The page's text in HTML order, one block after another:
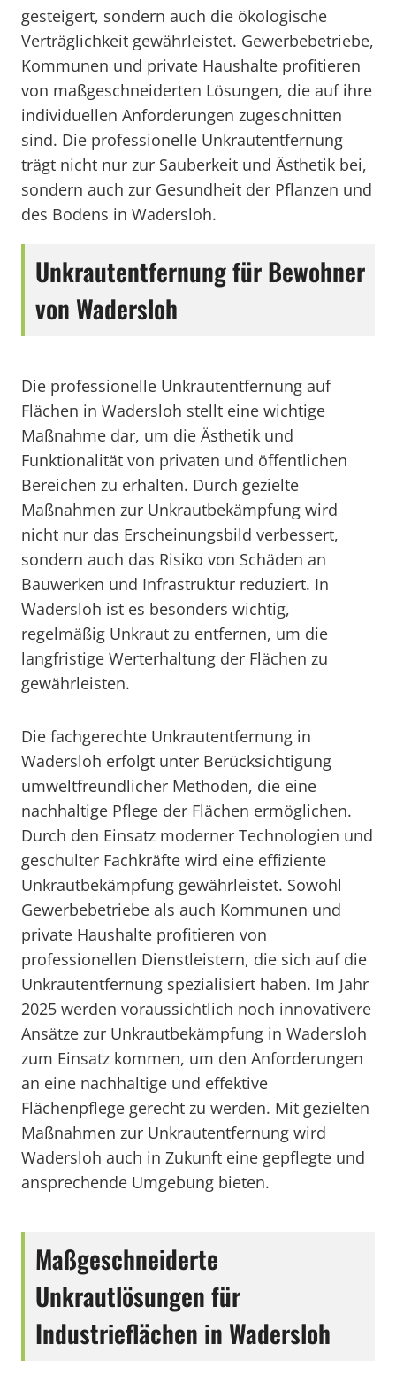
gesteigert, sondern auch die ökologische
Verträglichkeit gewährleistet. Gewerbebetriebe,
Kommunen und private Haushalte profitieren
von maßgeschneiderten Lösungen, die auf ihre
individuellen Anforderungen zugeschnitten
sind. Die professionelle Unkrautentfernung
trägt nicht nur zur Sauberkeit und Ästhetik bei,
sondern auch zur Gesundheit der Pflanzen und
des Bodens in Wadersloh.
Unkrautentfernung für Bewohner
von Wadersloh
Die professionelle Unkrautentfernung auf
Flächen in Wadersloh stellt eine wichtige
Maßnahme dar, um die Ästhetik und
Funktionalität von privaten und öffentlichen
Bereichen zu erhalten. Durch gezielte
Maßnahmen zur Unkrautbekämpfung wird
nicht nur das Erscheinungsbild verbessert,
sondern auch das Risiko von Schäden an
Bauwerken und Infrastruktur reduziert. In
Wadersloh ist es besonders wichtig,
regelmäßig Unkraut zu entfernen, um die
langfristige Werterhaltung der Flächen zu
gewährleisten.
Die fachgerechte Unkrautentfernung in
Wadersloh erfolgt unter Berücksichtigung
umweltfreundlicher Methoden, die eine
nachhaltige Pflege der Flächen ermöglichen.
Durch den Einsatz moderner Technologien und
geschulter Fachkräfte wird eine effiziente
Unkrautbekämpfung gewährleistet. Sowohl
Gewerbebetriebe als auch Kommunen und
private Haushalte profitieren von
professionellen Dienstleistern, die sich auf die
Unkrautentfernung spezialisiert haben. Im Jahr
2025 werden voraussichtlich noch innovativere
Ansätze zur Unkrautbekämpfung in Wadersloh
zum Einsatz kommen, um den Anforderungen
an eine nachhaltige und effektive
Flächenpflege gerecht zu werden. Mit gezielten
Maßnahmen zur Unkrautentfernung wird
Wadersloh auch in Zukunft eine gepflegte und
ansprechende Umgebung bieten.
Maßgeschneiderte
Unkrautlösungen für
Industrieflächen in Wadersloh